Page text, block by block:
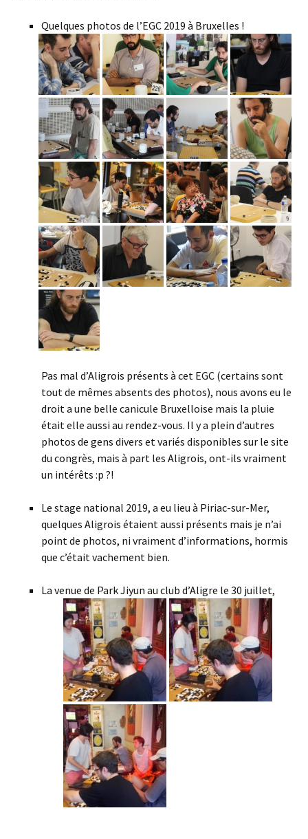
Quelques photos de l’EGC 2019 à Bruxelles !
Pas mal d’Aligrois présents à cet EGC (certains sont
tout de mêmes absents des photos), nous avons eu le
droit a une belle canicule Bruxelloise mais la pluie
était elle aussi au rendez-vous. Il y a plein d’autres
photos de gens divers et variés disponibles sur le site
du congrès, mais à part les Aligrois, ont-ils vraiment
un intérêts :p ?!
Le stage national 2019, a eu lieu à Piriac-sur-Mer,
quelques Aligrois étaient aussi présents mais je n’ai
point de photos, ni vraiment d’informations, hormis
que c’était vachement bien.
La venue de Park Jiyun au club d’Aligre le 30 juillet,